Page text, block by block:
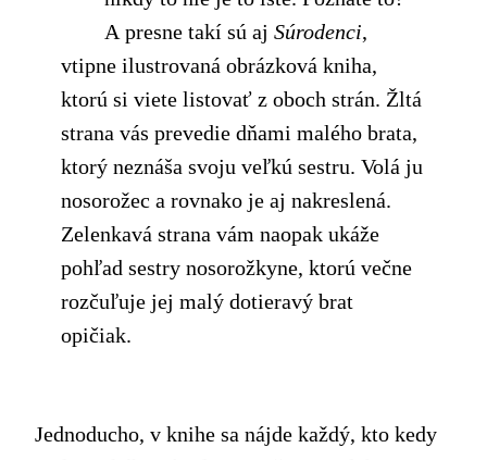
A presne takí sú aj Súrodenci,
vtipne ilustrovaná obrázková kniha,
ktorú si viete listovať z oboch strán. Žltá
strana vás prevedie dňami malého brata,
ktorý neznáša svoju veľkú sestru. Volá ju
nosorožec a rovnako je aj nakreslená.
Zelenkavá strana vám naopak ukáže
pohľad sestry nosorožkyne, ktorú večne
rozčuľuje jej malý dotieravý brat
opičiak.
Jednoducho, v knihe sa nájde každý, kto kedy